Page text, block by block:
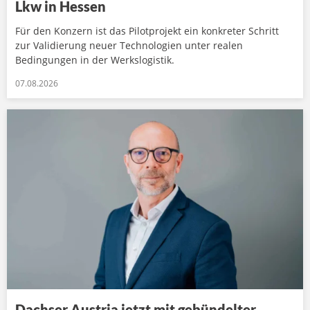
Lkw in Hessen
Für den Konzern ist das Pilotprojekt ein konkreter Schritt
zur Validierung neuer Technologien unter realen
Bedingungen in der Werkslogistik.
07.08.2026